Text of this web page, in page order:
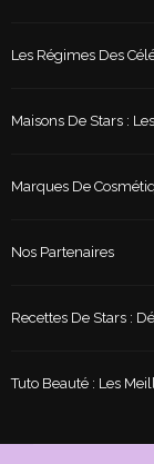
Les Régimes Des
Maisons De Stars :
Marques De
Nos Partenaires
Recettes De Stars :
Tuto Beauté : Les